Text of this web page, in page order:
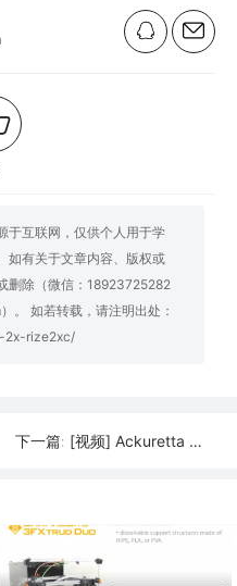
于互联网，仅供个人用于学
如有关于文章内容、版权或
删除（微信：18923725282
。 如若转载，请注明出处：
2x-rize2xc/
下一篇: [视频] Ackuretta SOL 尖端且超级易用的牙科3D打印机